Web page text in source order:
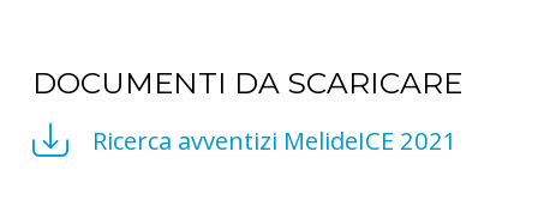
DOCUMENTI DA SCARICARE
Ricerca avventizi MelideICE 2021